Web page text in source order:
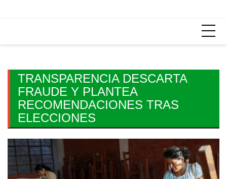
TRANSPARENCIA DESCARTA
FRAUDE Y PLANTEA
RECOMENDACIONES TRAS
ELECCIONES